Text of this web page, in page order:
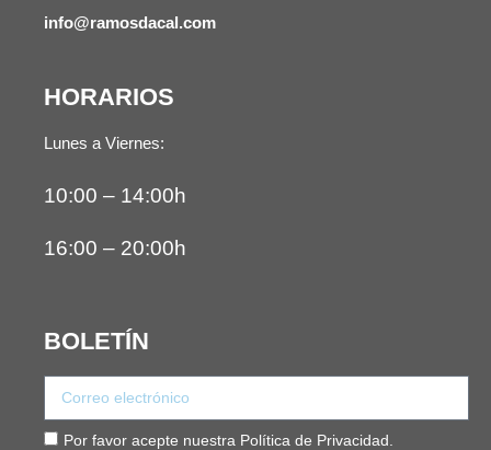
info@ramosdacal.com
HORARIOS
Lunes a Viernes:
10:00 – 14:00h
16:00 – 20:00h
BOLETÍN
Por favor acepte nuestra Política de Privacidad.